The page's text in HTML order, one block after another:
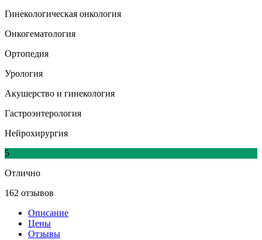
Гинекологическая онкология
Онкогематология
Ортопедия
Урология
Акушерство и гинекология
Гастроэнтерология
Нейрохирургия
5
Отлично
162 отзывов
Описание
Цены
Отзывы